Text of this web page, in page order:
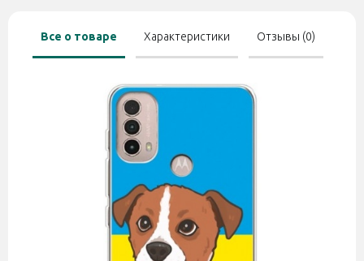
Все о товаре Характеристики Отзывы (0)